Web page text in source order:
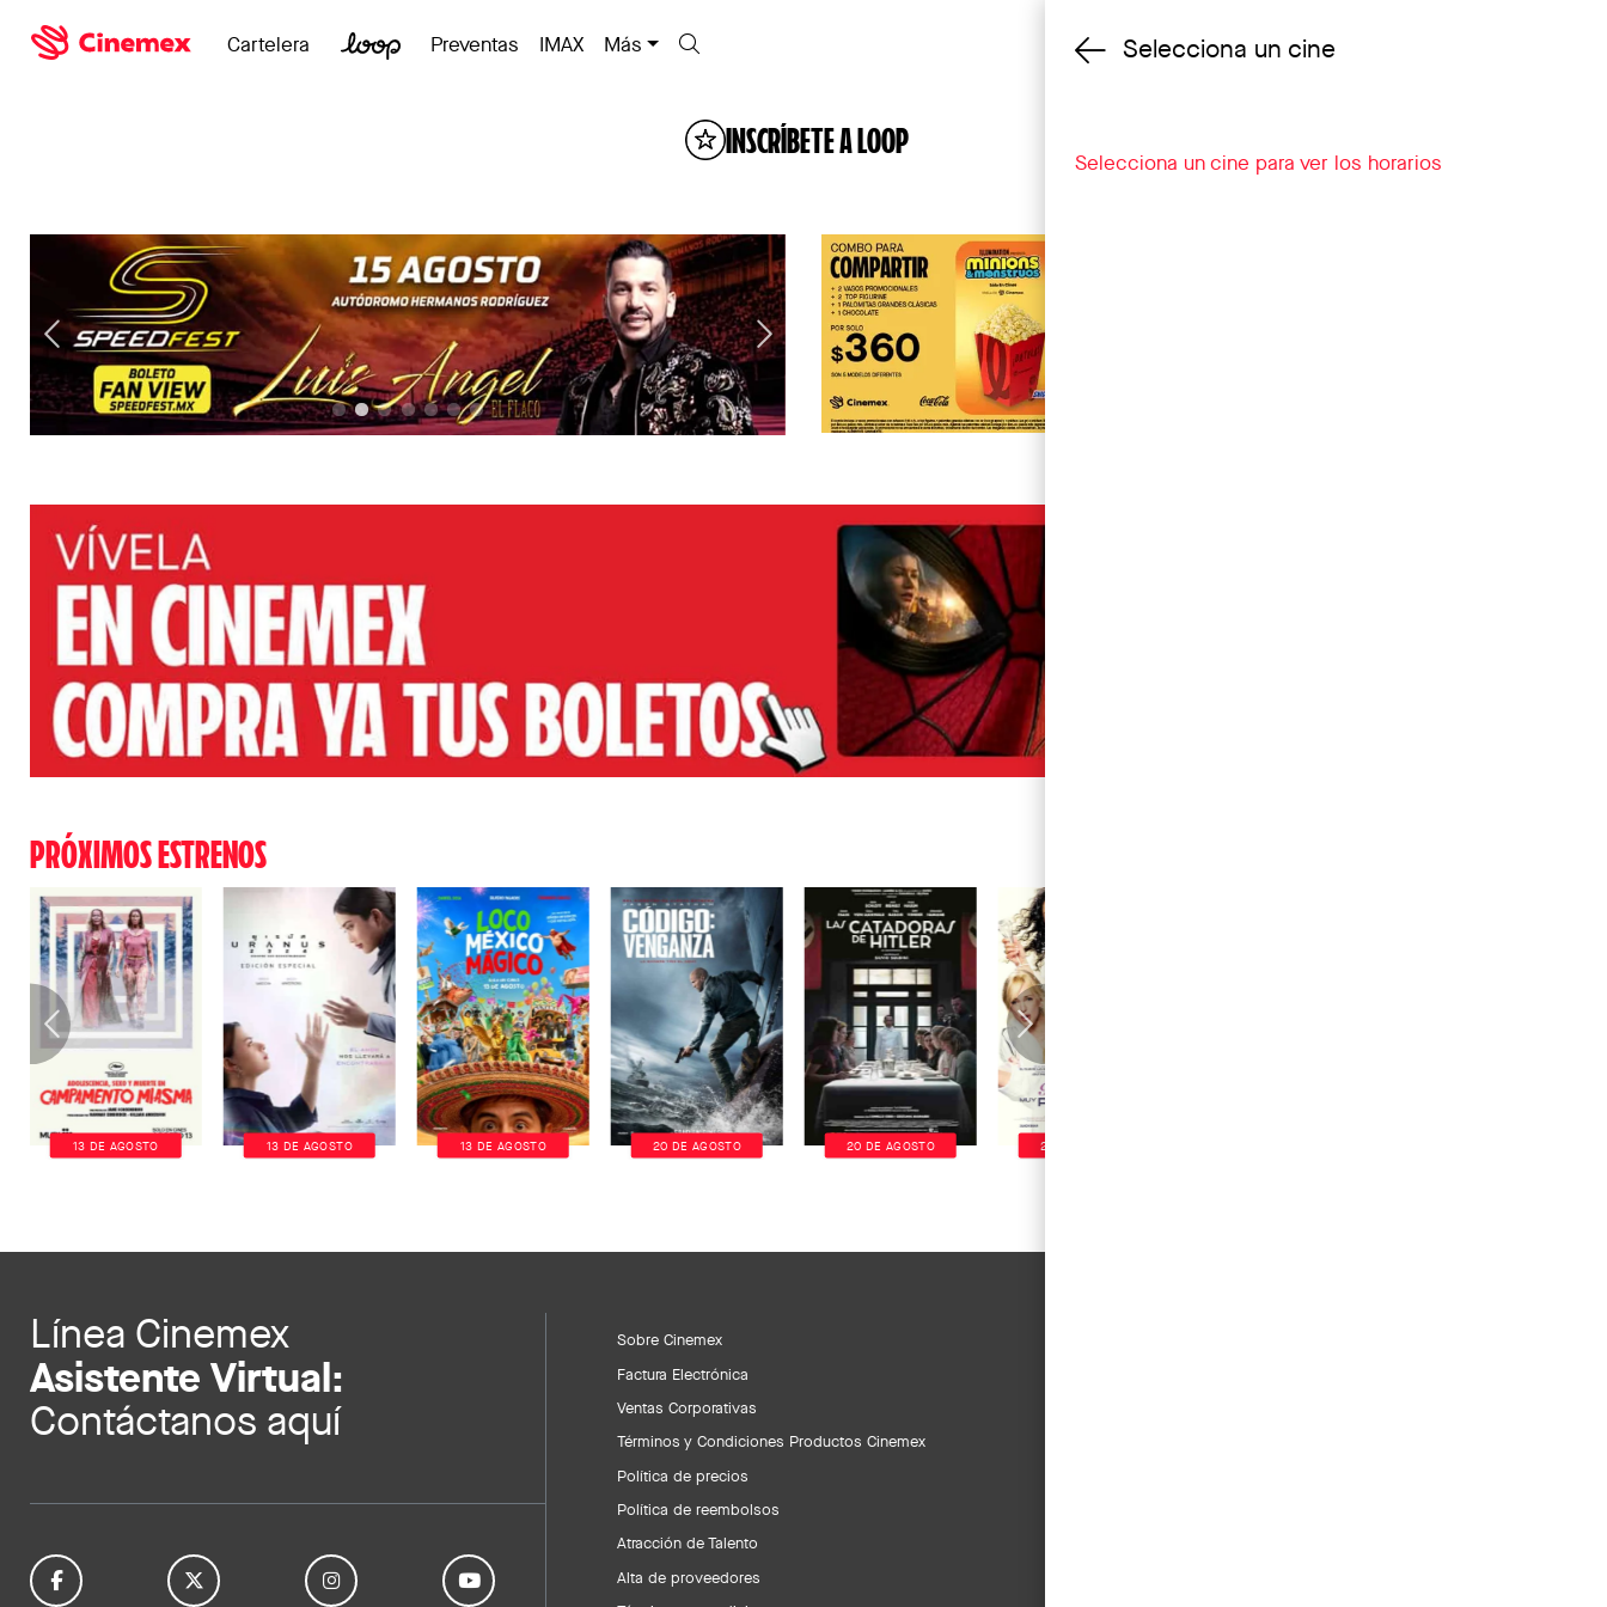
Cambiar cine
Cartelera Preventas IMAX Más
INSCRÍBETE A LOOP
PRÓXIMOS ESTRENOS
13 DE AGOSTO 13 DE AGOSTO 13 DE AGOSTO 20 DE AGOSTO 20 DE AGOSTO 20 DE AGOSTO
Línea Cinemex
Asistente Virtual:
Contáctanos aquí
Sobre Cinemex
Factura Electrónica
Ventas Corporativas
Términos y Condiciones Productos Cinemex
Política de precios
Política de reembolsos
Atracción de Talento
Alta de proveedores
Selecciona un cine
Selecciona un cine para ver los horarios